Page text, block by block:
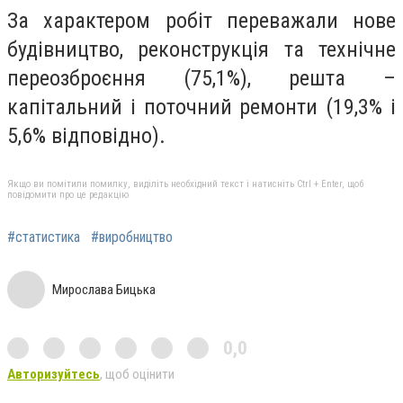
За характером робіт переважали нове
будівництво, реконструкція та технічне
переозброєння (75,1%), решта –
капітальний і поточний ремонти (19,3% і
5,6% відповідно).
Якщо ви помітили помилку, виділіть необхідний текст і натисніть Ctrl + Enter, щоб
повідомити про це редакцію
#статистика #виробництво
Мирослава Бицька
0,0
Авторизуйтесь, щоб оцінити